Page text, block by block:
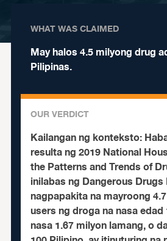
WHAT WAS CLAIMED
May halos 4.5 milyong drug
Pilipinas.
OUR VERDICT
Kailangan ng konteksto:
resulta ng 2019 National
the Patterns and Trends of
inilabas ng Dangerous Drugs
nagpapakita na mayroong
users ng droga na nasa edad
nasa 1.67 milyon lamang, o